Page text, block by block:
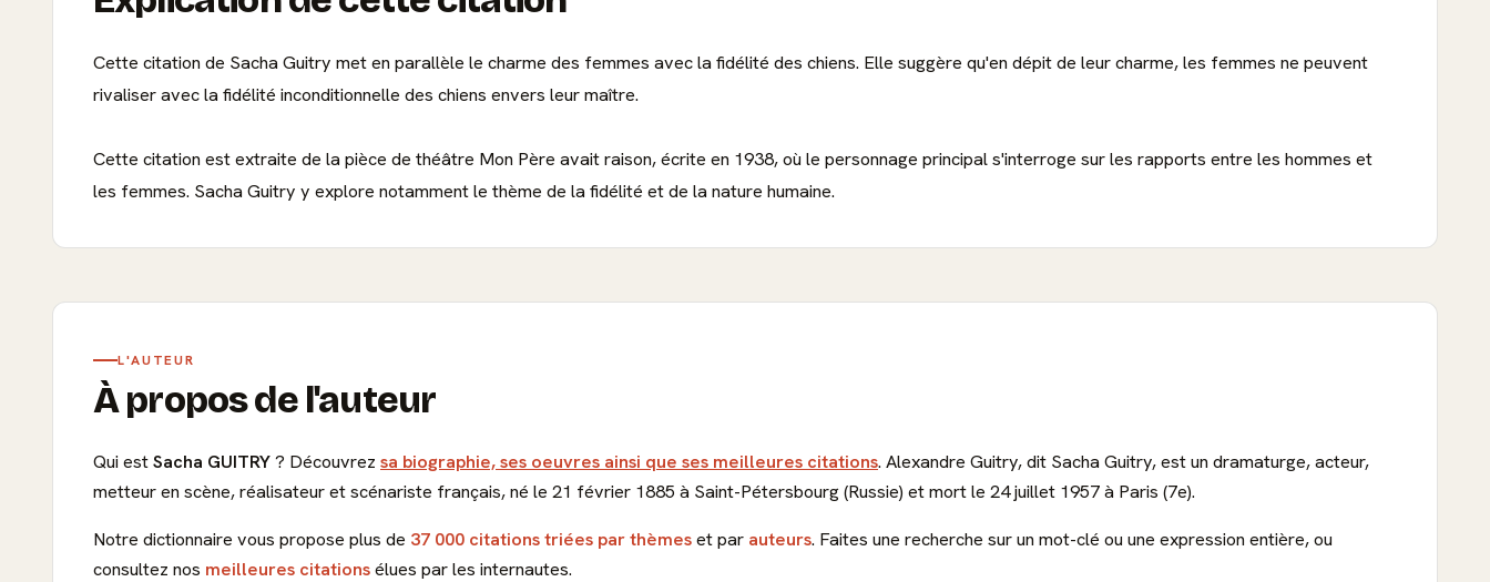
Cette citation de Sacha Guitry met en parallèle le charme des femmes avec la fidélité des chiens. Elle suggère qu'en dépit de leur charme, les femmes ne peuvent
rivaliser avec la fidélité inconditionnelle des chiens envers leur maître.
Cette citation est extraite de la pièce de théâtre Mon Père avait raison, écrite en 1938, où le personnage principal s'interroge sur les rapports entre les hommes et
les femmes. Sacha Guitry y explore notamment le thème de la fidélité et de la nature humaine.
L'AUTEUR
À propos de l'auteur
Qui estSacha GUITRY? Découvrez sa biographie, ses oeuvres ainsi que ses meilleures citations. Alexandre Guitry, dit Sacha Guitry, est un dramaturge, acteur,
metteur en scène, réalisateur et scénariste français, né le 21 février 1885 à Saint-Pétersbourg (Russie) et mort le 24 juillet 1957 à Paris (7e).
Notre dictionnaire vous propose plus de 37 000 citations triées par thèmeset par auteurs. Faites une recherche sur un mot-clé ou une expression entière, ou
consultez nos meilleures citationsélues par les internautes.